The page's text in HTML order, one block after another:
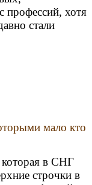
профессий, хотя
стали
мало кто
в СНГ
строчки в